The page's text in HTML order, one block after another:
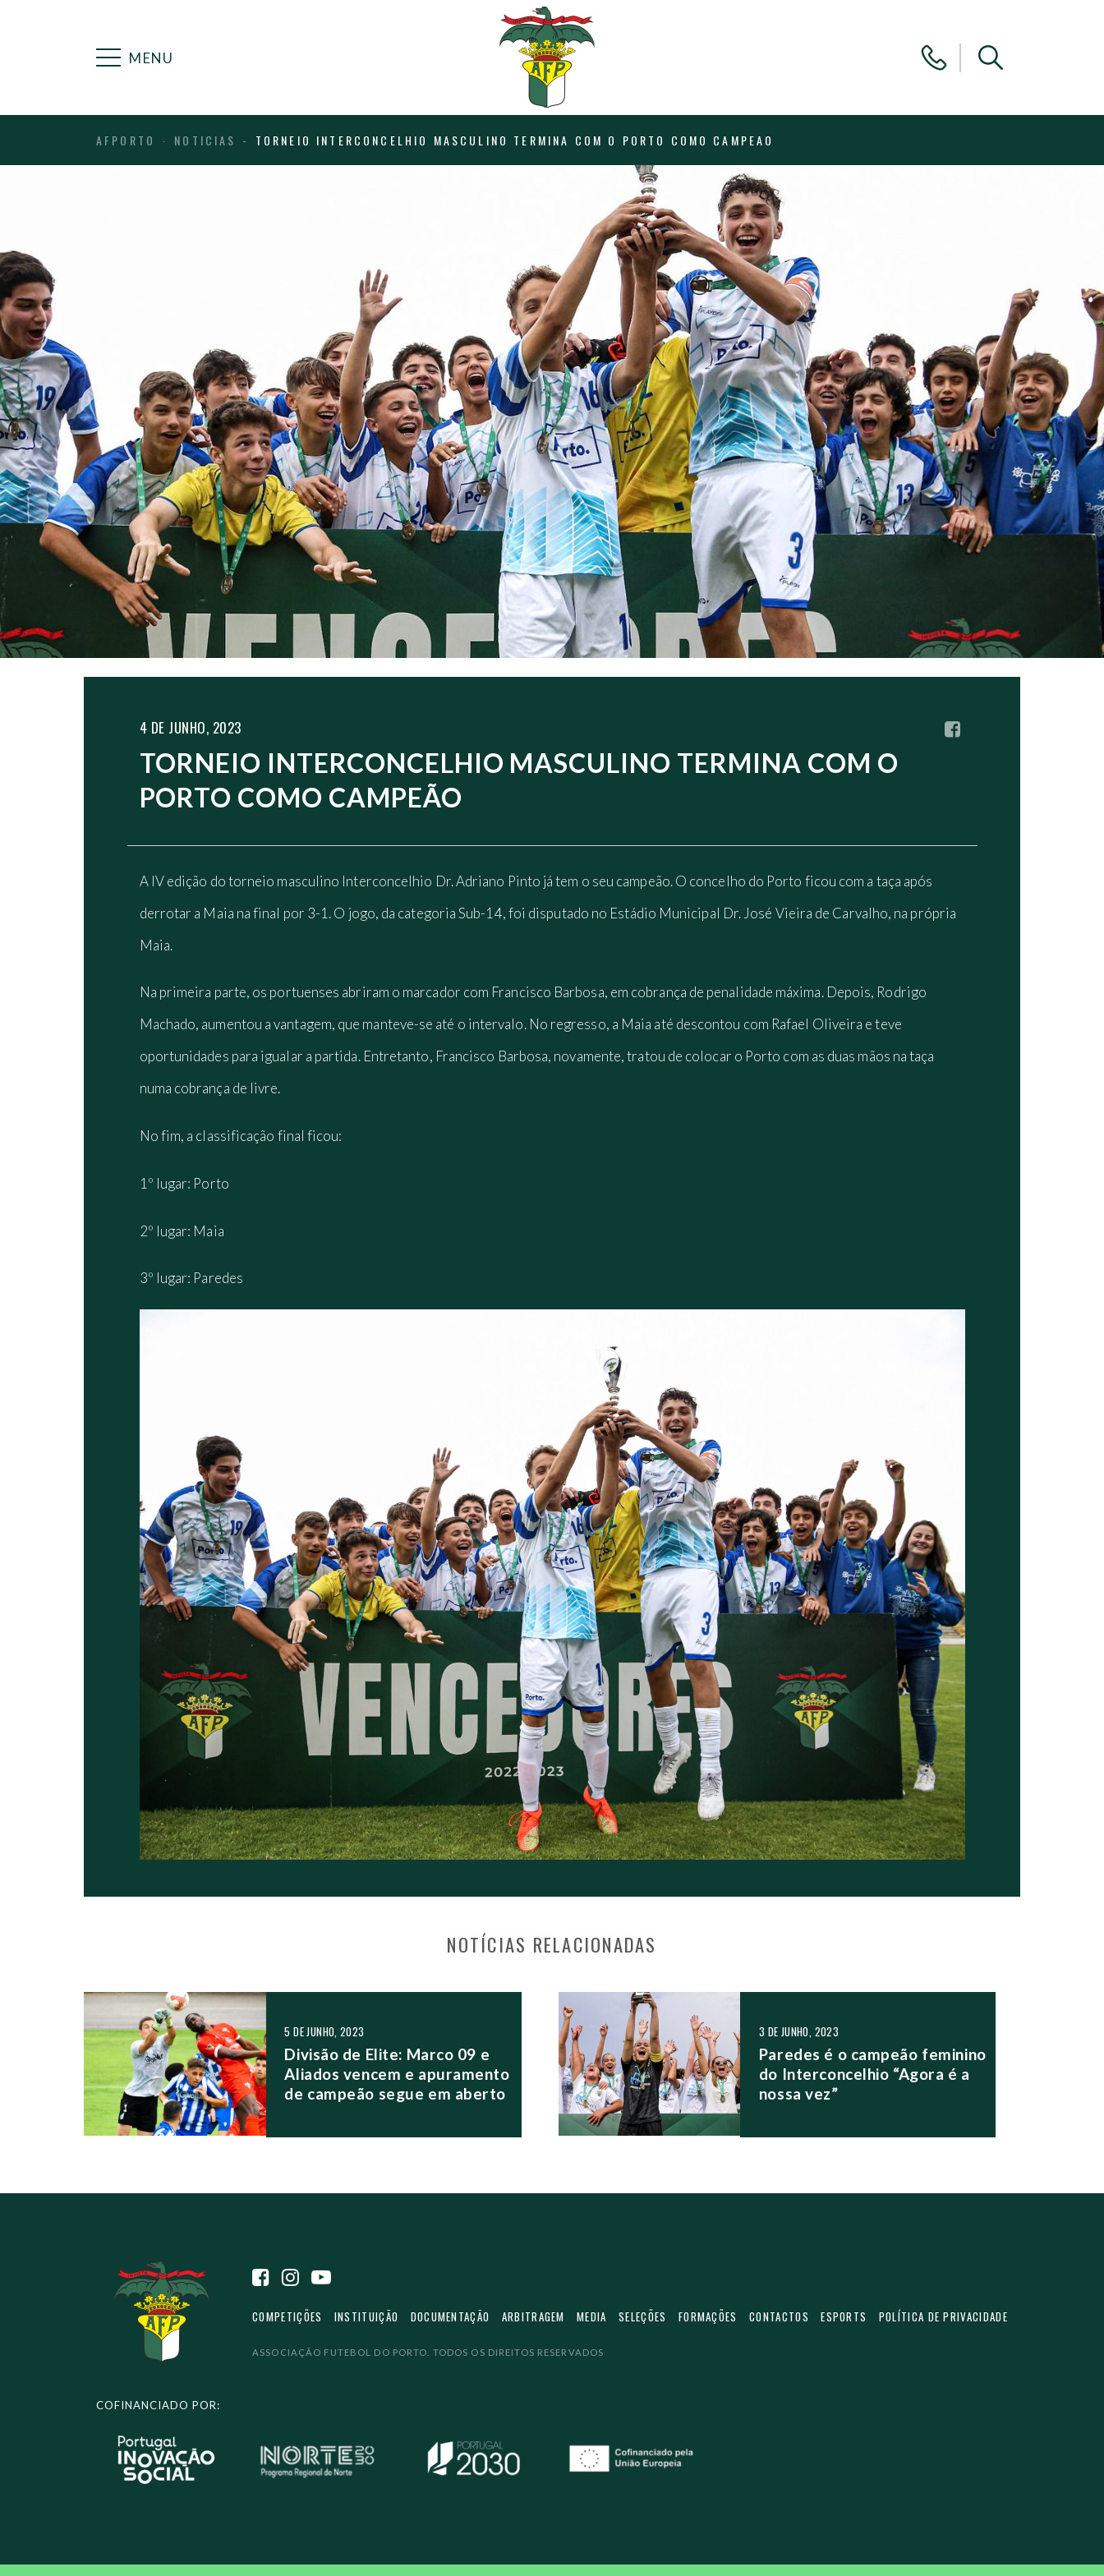
MENU
AFPORTO NOTICIAS TORNEIO INTERCONCELHIO MASCULINO TERMINA COM O PORTO COMO CAMPEAO
4 DE JUNHO, 2023
TORNEIO INTERCONCELHIO MASCULINO TERMINA COM O
PORTO COMO CAMPEÃO
A IV edição do torneio masculino Interconcelhio Dr. Adriano Pinto já tem o seu campeão. O concelho do Porto ficou com a taça após
derrotar a Maia na final por 3-1. O jogo, da categoria Sub-14, foi disputado no Estádio Municipal Dr. José Vieira de Carvalho, na própria
Maia.
Na primeira parte, os portuenses abriram o marcador com Francisco Barbosa, em cobrança de penalidade máxima. Depois, Rodrigo
Machado, aumentou a vantagem, que manteve-se até o intervalo. No regresso, a Maia até descontou com Rafael Oliveira e teve
oportunidades para igualar a partida. Entretanto, Francisco Barbosa, novamente, tratou de colocar o Porto com as duas mãos na taça
numa cobrança de livre.
No fim, a classificação final ficou:
1º lugar: Porto
2º lugar: Maia
3º lugar: Paredes
NOTÍCIAS RELACIONADAS
NAVEGAÇÃO NOS POSTS
5 DE JUNHO, 2023
Divisão de Elite: Marco 09 e
Aliados vencem e apuramento
de campeão segue em aberto
3 DE JUNHO, 2023
Paredes é o campeão feminino
do Interconcelhio “Agora é a
nossa vez”
COMPETIÇÕES INSTITUIÇÃO DOCUMENTAÇÃO ARBITRAGEM MEDIA SELEÇÕES FORMAÇÕES CONTACTOS ESPORTS POLÍTICA DE PRIVACIDADE
ASSOCIAÇÃO FUTEBOL DO PORTO. TODOS OS DIREITOS RESERVADOS
COFINANCIADO POR: